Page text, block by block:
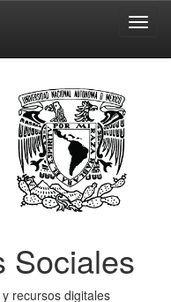
Sociales
recursos digitales